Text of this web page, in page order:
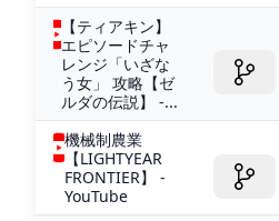
【ティアキン】
エピソードチャ
レンジ「いざな
う女」 攻略【ゼ
ルダの伝説】 -...
機械制農業
【LIGHTYEAR
FRONTIER】 -
YouTube